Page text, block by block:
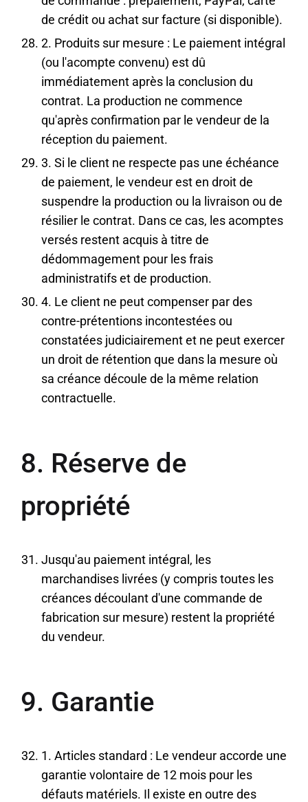
de crédit ou achat sur facture (si disponible).
2. Produits sur mesure : Le paiement intégral
(ou l'acompte convenu) est dû
immédiatement après la conclusion du
contrat. La production ne commence
qu'après confirmation par le vendeur de la
réception du paiement.
3. Si le client ne respecte pas une échéance
de paiement, le vendeur est en droit de
suspendre la production ou la livraison ou de
résilier le contrat. Dans ce cas, les acomptes
versés restent acquis à titre de
dédommagement pour les frais
administratifs et de production.
4. Le client ne peut compenser par des
contre-prétentions incontestées ou
constatées judiciairement et ne peut exercer
un droit de rétention que dans la mesure où
sa créance découle de la même relation
contractuelle.
8. Réserve de
propriété
Jusqu'au paiement intégral, les
marchandises livrées (y compris toutes les
créances découlant d'une commande de
fabrication sur mesure) restent la propriété
du vendeur.
9. Garantie
1. Articles standard : Le vendeur accorde une
garantie volontaire de 12 mois pour les
défauts matériels. Il existe en outre des